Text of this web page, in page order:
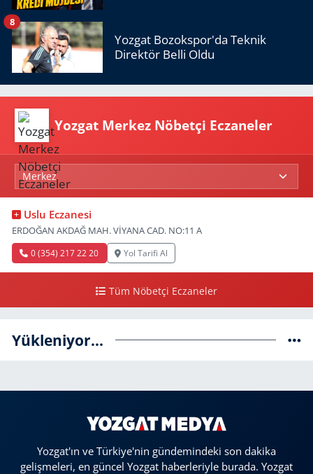
Yozgat Bozokspor'da Teknik
Direktör Belli Oldu
8
Yozgat Merkez Nöbetçi Eczaneler
Uslu Eczanesi
ERDOĞAN AKDAĞ MAH. VİYANA CAD. NO:11 A
0 (354) 217 22 20 Yol Tarifi Al
Tüm Nöbetçi Eczaneler
Yükleniyor...
Yozgat'ın ve Türkiye'nin gündemindeki son dakika
gelişmeleri, en güncel Yozgat haberleriyle burada. Yozgat